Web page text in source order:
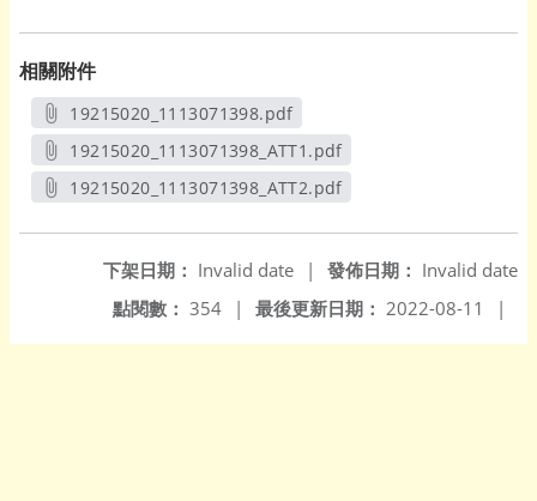
相關附件
19215020_1113071398.pdf
另開新視窗
19215020_1113071398_ATT1.pdf
另開新視窗
19215020_1113071398_ATT2.pdf
發佈日期： Invalid date
下架日期： Invalid date
|
最後更新日期： 2022-08-11 |
點閱數： 354 |